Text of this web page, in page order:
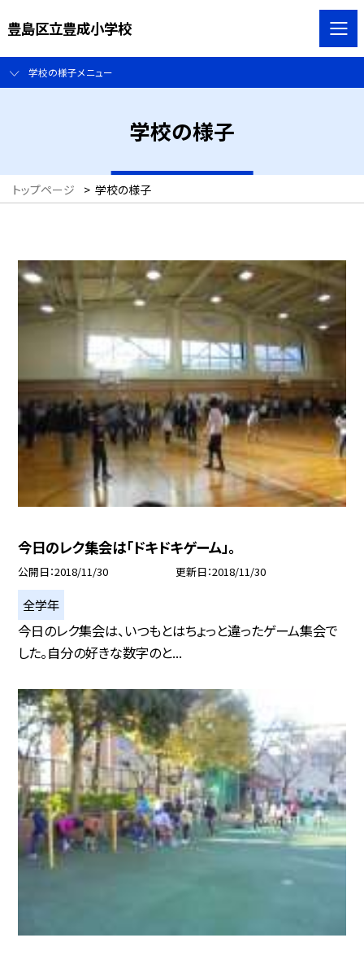
豊島区立豊成小学校
学校の様子メニュー
学校の様子
トップページ > 学校の様子
今日のレク集会は「ドキドキゲーム」。
公開日 2018/11/30 更新日 2018/11/30
全学年
今日のレク集会は、いつもとはちょっと違ったゲーム集会で
した。自分の好きな数字のと...